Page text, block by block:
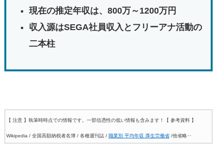
現在の推定年収は、800万～ 1200万 円
収入源はSEGA社員収入 と フリーアナ活動の
二本柱
【 注意 】執筆時時点での情報です。一部信憑性の低い情報も含みます！ 【 参考資料 】
Wikipedia / 全国高額納税者名簿 / 各種週刊誌 / 職業別 平均年収 厚生労働省/他省略‥